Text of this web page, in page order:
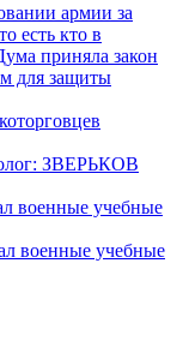
армии за
есть кто в
приняла закон
для защиты
ЗВЕРЬКОВ
военные учебные
военные учебные